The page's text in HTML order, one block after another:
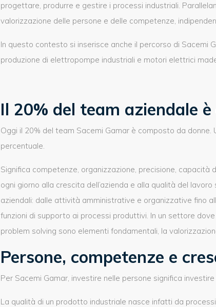
progettare, produrre e gestire i processi industriali.
valorizzazione delle persone e delle competenze,
In questo contesto si inserisce anche il percorso di Sacemi
produzione di elettropompe industriali e motori elettrici
Il 20% del team aziendale
Oggi il 20% del team Sacemi Gamar è composto da
percentuale.
Significa competenze, organizzazione, precisione,
ogni giorno alla crescita dell’azienda e alla qualità del
aziendali: dalle attività amministrative e organizzative fino
funzioni di supporto ai processi produttivi. In un settore
problem solving sono elementi fondamentali, la
Persone, competenze e
Per Sacemi Gamar, investire nelle persone significa
La qualità di un prodotto industriale nasce infatti da